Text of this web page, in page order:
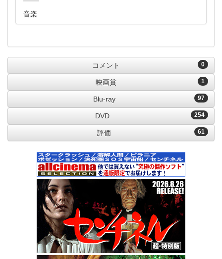
音楽
0
コメント
1
映画賞
97
Blu-ray
254
DVD
61
評価